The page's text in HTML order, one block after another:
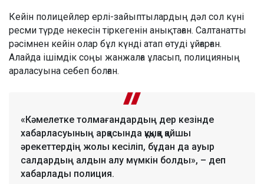
Кейін полицейлер ерлі-зайыптылардың дәл сол күні
ресми түрде некесін тіркегенін анықтаған. Салтанатты
рәсімнен кейін олар бұл күнді атап өтуді ұйғарған.
Алайда ішімдік соңы жанжалға ұласып, полицияның
араласуына себеп болған.
«Кәмелетке толмағандардың дер кезінде
хабарласуының арқасында құқыққа қайшы
әрекеттердің жолы кесіліп, бұдан да ауыр
салдардың алдын алу мүмкін болды», – деп
хабарлады полиция.